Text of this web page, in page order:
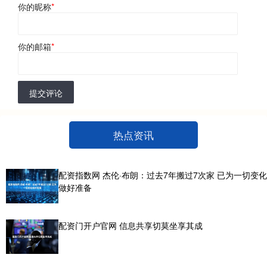
你的昵称*
你的邮箱*
提交评论
热点资讯
配资指数网 杰伦·布朗：过去7年搬过7次家 已为一切变化
做好准备
配资门开户官网 信息共享切莫坐享其成